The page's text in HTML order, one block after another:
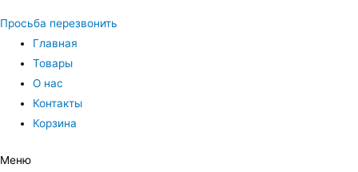
Просьба перезвонить
Главная
Товары
О нас
Контакты
Корзина
Меню